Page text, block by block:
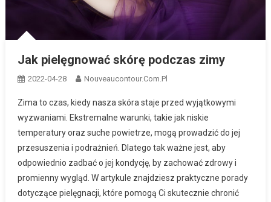
Jak pielęgnować skórę podczas zimy
2022-04-28 Nouveaucontour.com.pl
Zima to czas, kiedy nasza skóra staje przed wyjątkowymi
wyzwaniami. Ekstremalne warunki, takie jak niskie
temperatury oraz suche powietrze, mogą prowadzić do jej
przesuszenia i podrażnień. Dlatego tak ważne jest, aby
odpowiednio zadbać o jej kondycję, by zachować zdrowy i
promienny wygląd. W artykule znajdziesz praktyczne porady
dotyczące pielęgnacji, które pomogą Ci skutecznie chronić